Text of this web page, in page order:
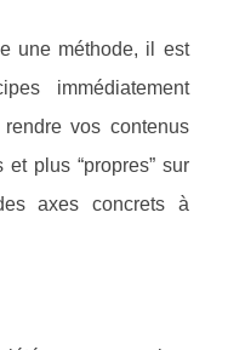
une méthode, il est
immédiatement
vos contenus
plus “propres” sur
axes concrets à